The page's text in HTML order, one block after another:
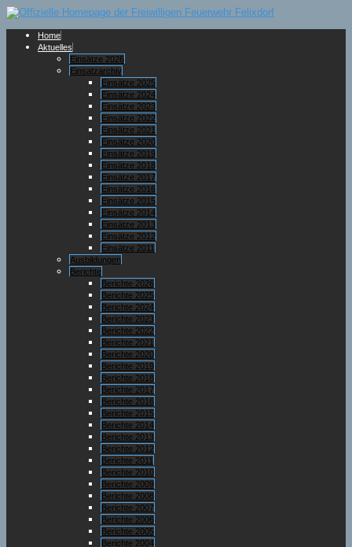
Home
Aktuelles
Einsätze 2026
Einsatzarchiv
Einsätze 2025
Einsätze 2024
Einsätze 2023
Einsätze 2022
Einsätze 2021
Einsätze 2020
Einsätze 2019
Einsätze 2018
Einsätze 2017
Einsätze 2016
Einsätze 2015
Einsätze 2014
Einsätze 2013
Einsätze 2012
Einsätze 2011
Ausbildungen
Berichte
Berichte 2026
Berichte 2025
Berichte 2024
Berichte 2023
Berichte 2022
Berichte 2021
Berichte 2020
Berichte 2019
Berichte 2018
Berichte 2017
Berichte 2016
Berichte 2015
Berichte 2014
Berichte 2013
Berichte 2012
Berichte 2011
Berichte 2010
Berichte 2009
Berichte 2008
Berichte 2007
Berichte 2006
Berichte 2005
Berichte 2004